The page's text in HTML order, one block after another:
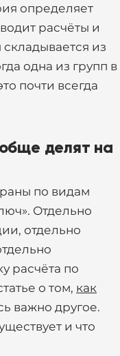
определяет
расчёты и
из
одна из групп в
почти всегда
делят на
по видам
Отдельно
отдельно
расчёта по
о том, как
важно другое.
и что